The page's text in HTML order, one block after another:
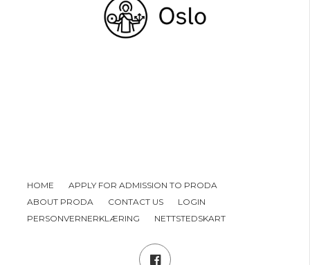
HOME
APPLY FOR ADMISSION TO PRODA
ABOUT PRODA
CONTACT US
LOGIN
PERSONVERNERKLÆRING
NETTSTEDSKART